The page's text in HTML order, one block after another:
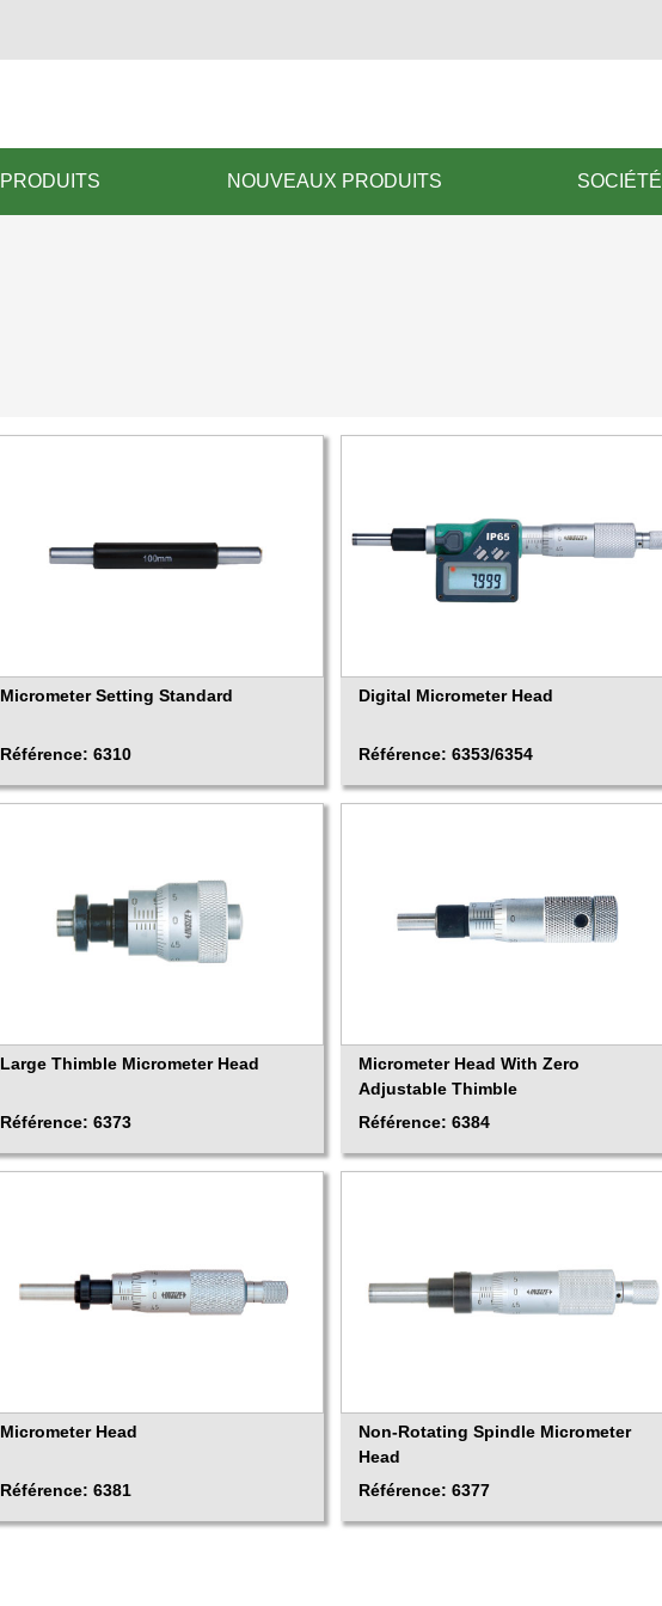
PRODUITS NOUVEAUX PRODUITS SOCIÉTÉ
Micrometer Setting Standard
Référence: 6310
Digital Micrometer Head
Référence: 6353/6354
Large Thimble Micrometer Head
Référence: 6373
Micrometer Head With Zero
Adjustable Thimble
Référence: 6384
Micrometer Head
Référence: 6381
Non-Rotating Spindle Micrometer
Head
Référence: 6377